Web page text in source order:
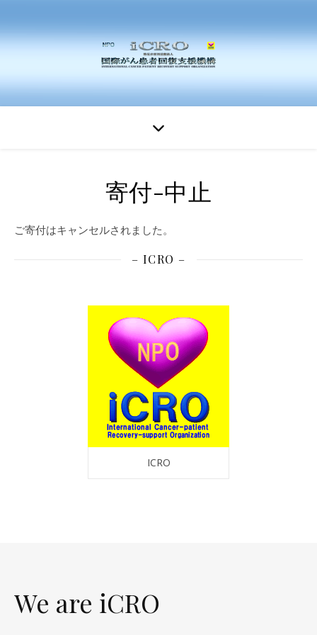
寄付-中止
ご寄付はキャンセルされました。
– ICRO –
ICRO
We are iCRO